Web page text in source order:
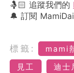
🤱🏻 追蹤我們的
🔔 訂閱
標籤: mami
見工
迪士